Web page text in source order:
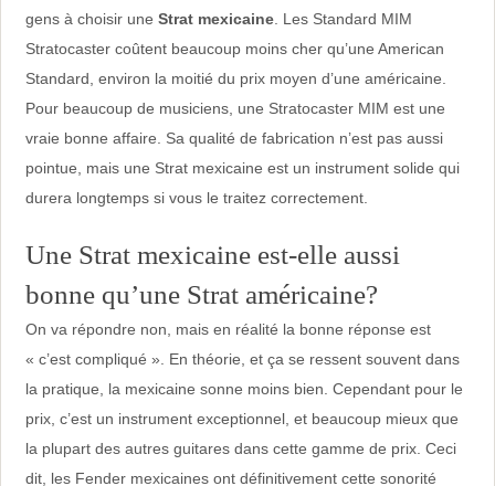
gens à choisir une Strat mexicaine. Les Standard MIM
Stratocaster coûtent beaucoup moins cher qu’une American
Standard, environ la moitié du prix moyen d’une américaine.
Pour beaucoup de musiciens, une Stratocaster MIM est une
vraie bonne affaire. Sa qualité de fabrication n’est pas aussi
pointue, mais une Strat mexicaine est un instrument solide qui
durera longtemps si vous le traitez correctement.
Une Strat mexicaine est-elle aussi
bonne qu’une Strat américaine?
On va répondre non, mais en réalité la bonne réponse est
« c’est compliqué ». En théorie, et ça se ressent souvent dans
la pratique, la mexicaine sonne moins bien. Cependant pour le
prix, c’est un instrument exceptionnel, et beaucoup mieux que
la plupart des autres guitares dans cette gamme de prix. Ceci
dit, les Fender mexicaines ont définitivement cette sonorité